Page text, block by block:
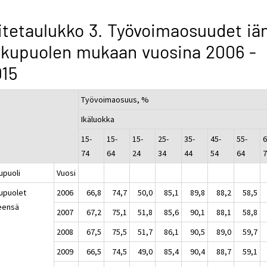
3. Työvoimaosuudet
mukaan vuosina 2006 -
Työvoimaosuus, %
Ikäluokka
15-
74
15-
64
15-
24
25-
34
35-
44
45-
54
55-
64
Vuosi
2006 66,8 74,7 50,0 85,1 89,8 88,2
58,5
2007
67,2 75,1 51,8 85,6 90,1 88,1
58,8
2008
67,5 75,5 51,7 86,1 90,5 89,0
59,7
2009
66,5 74,5 49,0 85,4 90,4 88,7
59,1